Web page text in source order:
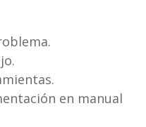
en manual